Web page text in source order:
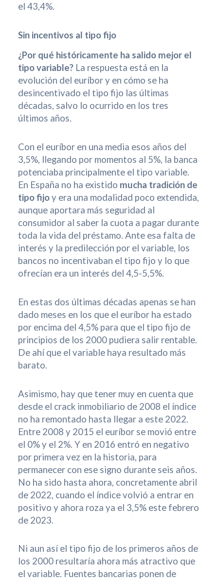
el 43,4%.
Sin incentivos al tipo fijo
¿Por qué históricamente ha salido mejor el
tipo variable?La respuesta está en la
evolución del euríbor y en cómo se ha
desincentivado el tipo fijo las últimas
décadas, salvo lo ocurrido en los tres
últimos años.
Con el euríbor en una media esos años del
3,5%, llegando por momentos al 5%, la banca
potenciaba principalmente el tipo variable.
En España no ha existido mucha tradición de
tipo fijoy era una modalidad poco extendida,
aunque aportara más seguridad al
consumidor al saber la cuota a pagar durante
toda la vida del préstamo. Ante esa falta de
interés y la predilección por el variable, los
bancos no incentivaban el tipo fijo y lo que
ofrecían era un interés del 4,5-5,5%.
En estas dos últimas décadas apenas se han
dado meses en los que el euríbor ha estado
por encima del 4,5% para que el tipo fijo de
principios de los 2000 pudiera salir rentable.
De ahí que el variable haya resultado más
barato.
Asimismo, hay que tener muy en cuenta que
desde el crack inmobiliario de 2008 el índice
no ha remontado hasta llegar a este 2022.
Entre 2008 y 2015 el euríbor se movió entre
el 0% y el 2%. Y en 2016 entró en negativo
por primera vez en la historia, para
permanecer con ese signo durante seis años.
No ha sido hasta ahora, concretamente abril
de 2022, cuando el índice volvió a entrar en
positivo y ahora roza ya el 3,5% este febrero
de 2023.
Ni aun así el tipo fijo de los primeros años de
los 2000 resultaría ahora más atractivo que
el variable. Fuentes bancarias ponen de